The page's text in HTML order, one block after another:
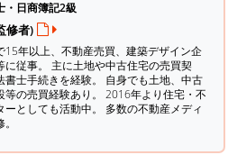
・日商簿記2級
修者)
15年以上、不動産売買、建築デザイン企
に従事。 主に土地や中古住宅の売買契
士手続きを経験。 自身でも土地、中古
等の売買経験あり。 2016年より住宅・不
ーとしても活動中。 多数の不動産メディ